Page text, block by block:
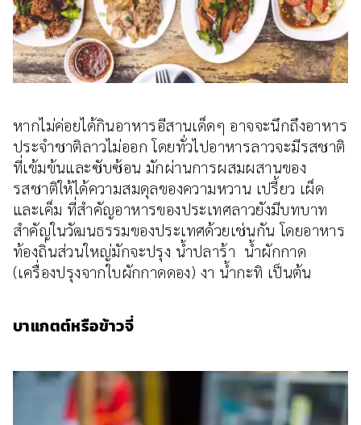
หากไม่ค่อยได้กินอาหารอีสานเด็ดๆ อาจจะนึกถึงอาหาร
ประจำชาติลาวไม่ออก โดยทั่วไปอาหารลาวจะมีรสชาติ
ที่เข้มข้นและซับซ้อน มักผ่านการผสมผสานของ
รสชาติให้ได้ความสมดุลของความหวาน เปรี้ยว เผ็ด
และเค็ม ที่สำคัญอาหารของประเทศลาวยังมีบทบาท
สำคัญในวัฒนธรรมของประเทศด้วยเช่นกัน โดยอาหาร
ท้องถิ่นส่วนใหญ่มักจะปรุง น้ำปลาร้า น้ำผักกาด
(เครื่องปรุงจากใบผักกาดดอง) งา น้ำกะทิ เป็นต้น
บาแกตต์หรือข้าวจี่